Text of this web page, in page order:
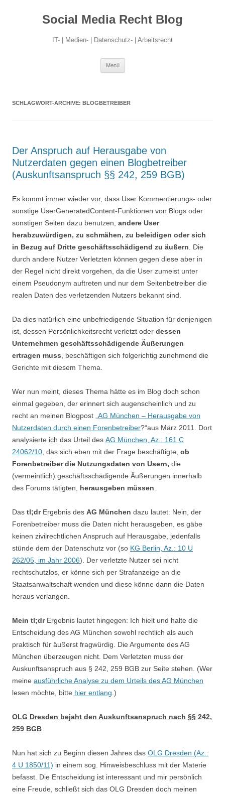
Social Media Recht Blog
IT- | Medien- | Datenschutz- | Arbeitsrecht
Menü
SCHLAGWORT-ARCHIVE: BLOGBETREIBER
Der Anspruch auf Herausgabe von
Nutzerdaten gegen einen Blogbetreiber
(Auskunftsanspruch §§ 242, 259 BGB)
Es kommt immer wieder vor, dass User Kommentierungs- oder
sonstige UserGeneratedContent-Funktionen von Blogs oder
sonstigen Seiten dazu benutzen, andere User
herabzuwürdigen, zu schmähen, zu beleidigen oder sich
in Bezug auf Dritte geschäftsschädigend zu äußern . Die
durch andere Nutzer Verletzten können gegen diese aber in
der Regel nicht direkt vorgehen, da die User zumeist unter
einem Pseudonym auftreten und nur dem Seitenbetreiber die
realen Daten des verletzenden Nutzers bekannt sind.
Da dies natürlich eine unbefriedigende Situation für denjenigen
ist, dessen Persönlichkeitsrecht verletzt oder dessen
Unternehmen geschäftsschädigende Äußerungen
ertragen muss , beschäftigen sich folgerichtig zunehmend die
Gerichte mit diesem Thema.
Wer nun meint, dieses Thema hätte es im Blog doch schon
einmal gegeben, der erinnert sich augenscheinlich und zu
recht an meinen Blogpost „ AG München – Herausgabe von
Nutzerdaten durch einen Forenbetreiber?“aus März 2011. Dort
analysierte ich das Urteil des AG München, Az.: 161 C
24062/10 , das sich eben mit der Frage beschäftigte, ob
Forenbetreiber die Nutzungsdaten von Usern, die
(vermeintlich) geschäftsschädigende Äußerungen innerhalb
des Forums tätigten, herausgeben müssen
Das tl;drErgebnis des AG München dazu lautet: Nein, der
Forenbetreiber muss die Daten nicht herausgeben, es gäbe
keinen zivilrechtlichen Anspruch auf Herausgabe, jedenfalls
stünde dem der Datenschutz vor (so KG Berlin, Az.: 10 U
262/05, im Jahr 2006). Der verletzte Nutzer sei nicht
rechtschutzlos, er könne sich per Strafanzeige an die
Staatsanwaltschaft wenden und diese könne dann die Daten
heraus verlangen.
Mein tl;dr Ergebnis lautet hingegen: Ich hielt und halte die
Entscheidung des AG München sowohl rechtlich als auch
praktisch für äußerst fragwürdig. Die Argumente des AG
München überzeugen nicht. Dem Verletzten muss der
Auskunftsanspruch aus § 242, 259 BGB zur Seite stehen. (Wer
meine ausführliche Analyse zu dem Urteils des AG München
lesen möchte, bitte hier entlang .)
OLG Dresden bejaht den Auskunftsanspruch nach §§ 242,
259 BGB
Nun hat sich zu Beginn diesen Jahres das OLG Dresden (Az.:
4 U 1850/11) in einem sog. Hinweisbeschluss mit der Materie
befasst. Die Entscheidung ist interessant und mir persönlich
eine Freude, schließt sich das OLG Dresden doch meinen